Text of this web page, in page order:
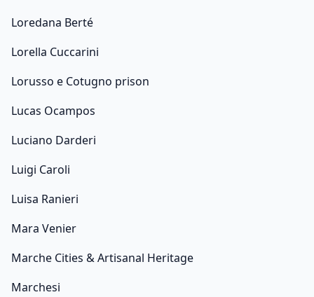
Loredana Berté
Lorella Cuccarini
Lorusso e Cotugno prison
Lucas Ocampos
Luciano Darderi
Luigi Caroli
Luisa Ranieri
Mara Venier
Marche Cities & Artisanal Heritage
Marchesi